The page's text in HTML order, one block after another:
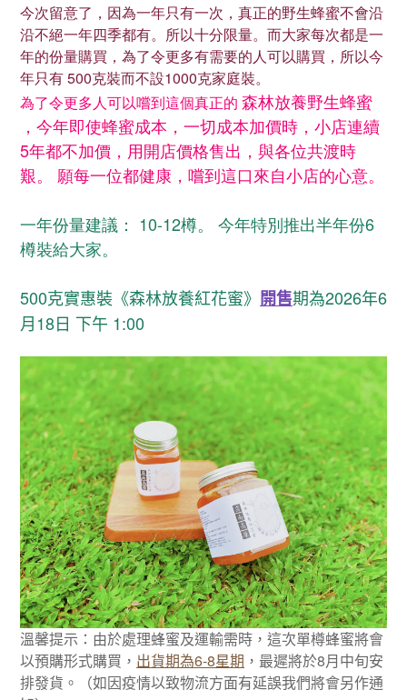
今次留意了，因為一年只有一次，真正的野生蜂蜜不會沿
沿不絕一年四季都有。所以十分限量。而大家每次都是一
年的份量購買，為了令更多有需要的人可以購買，所以今
年只有 500克裝而不設1000克家庭裝。
為了令更多人可以嚐到這個真正的 森林放養野生蜂蜜
，今年即使蜂蜜成本，一切成本加價時，小店連續
5年都不加價，用開店價格售出，與各位共渡時
艱。 願每一位都健康，嚐到這口來自小店的心意。
一年份量建議： 10-12樽。 今年特別推出半年份6
樽裝給大家。
500克實惠裝《森林放養紅花蜜》 開售期為2026年6
月18日 下午 1:00
溫馨提示：由於處理蜂蜜及運輸需時，這次單樽蜂蜜將會
以預購形式購買， 出貨期為6-8星期 ，最遲將於8月中旬安
排發貨。（如因疫情以致物流方面有延誤我們將會另作通